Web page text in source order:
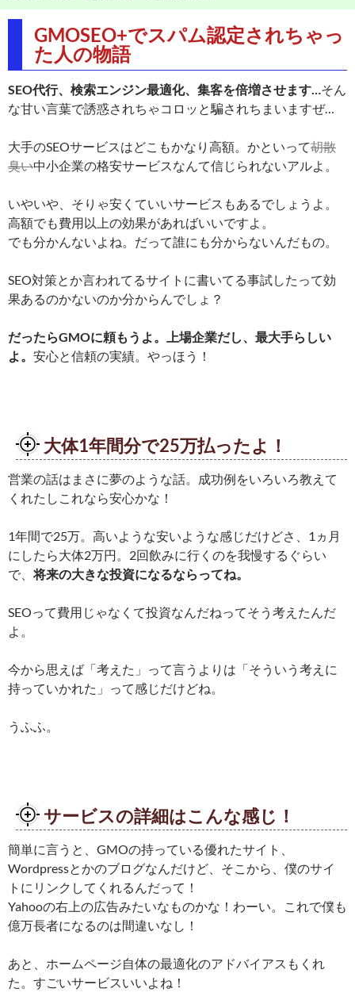
GMOSEO+でスパム認定されちゃっ
た人の物語
SEO代行、検索エンジン最適化、集客を倍増させます… そん
な甘い言葉で誘惑されちゃコロッと騙されちまいますぜ…
大手のSEOサービスはどこもかなり高額。かといって胡散
臭い中小企業の格安サービスなんて信じられないアルよ。
いやいや、そりゃ安くていいサービスもあるでしょうよ。
高額でも費用以上の効果があればいいですよ。
でも分かんないよね。だって誰にも分からないんだもの。
SEO対策とか言われてるサイトに書いてる事試したって効
果あるのかないのか分からんでしょ？
だったらGMOに頼もうよ。上場企業だし、最大手らしい
よ。 安心と信頼の実績。やっほう！
大体1年間分で25万払ったよ！
営業の話はまさに夢のような話。成功例をいろいろ教えて
くれたしこれなら安心かな！
1年間で25万。高いような安いような感じだけどさ、1ヵ月
にしたら大体2万円。2回飲みに行くのを我慢するぐらい
で、将来の大きな投資になるならってね。
SEOって費用じゃなくて投資なんだねってそう考えたんだ
よ。
今から思えば「考えた」って言うよりは「そういう考えに
持っていかれた」って感じだけどね。
うふふ。
サービスの詳細はこんな感じ！
簡単に言うと、GMOの持っている優れたサイト、
Wordpressとかのブログなんだけど、そこから、僕のサイ
トにリンクしてくれるんだって！
Yahooの右上の広告みたいなものかな！わーい。これで僕も
億万長者になるのは間違いなし！
あと、ホームページ自体の最適化のアドバイアスもくれ
た。すごいサービスいいよね！